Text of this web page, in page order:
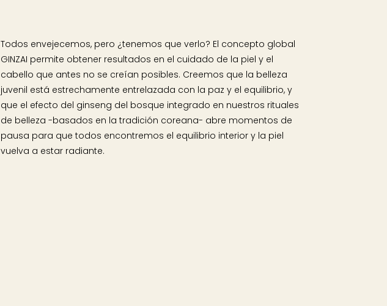
Todos envejecemos, pero ¿tenemos que verlo? El concepto global
GINZAI permite obtener resultados en el cuidado de la piel y el
cabello que antes no se creían posibles. Creemos que la belleza
juvenil está estrechamente entrelazada con la paz y el equilibrio, y
que el efecto del ginseng del bosque integrado en nuestros rituales
de belleza -basados en la tradición coreana- abre momentos de
pausa para que todos encontremos el equilibrio interior y la piel
vuelva a estar radiante.